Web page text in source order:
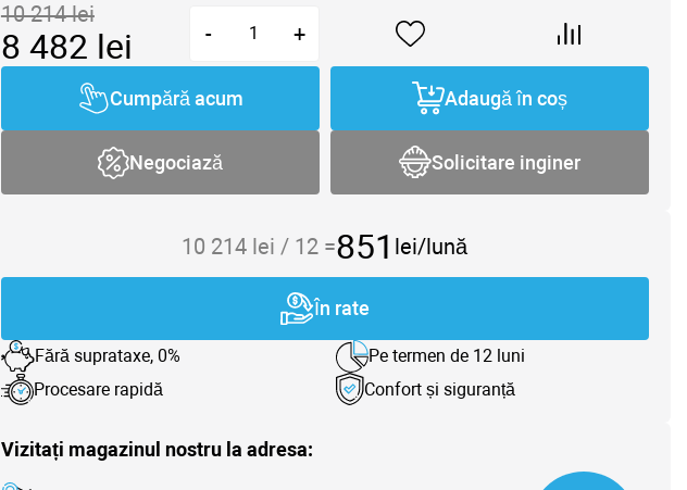
10 214lei
8 482 lei - +
Cumpără acum Adaugă în coș
Negociază Solicitare inginer
10 214 lei / 12 =851 lei/lună
În rate
Fără suprataxe, 0%
Pe termen de 12 luni
Procesare rapidă
Confort și siguranță
Vizitați magazinul nostru la adresa: